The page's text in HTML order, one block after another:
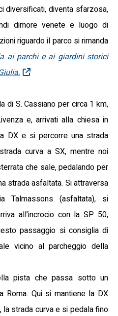
diversificati, diventa sfarzosa,
dimore venete e luogo di
riguardo il parco si rimanda
ai parchi e ai giardini storici
di S. Cassiano per circa 1 km,
e, arrivati alla chiesa in
DX e si percorre una strada
curva a SX, mentre noi
che sale, pedalando per
strada asfaltata. Si attraversa
Talmassons (asfaltata), si
all’incrocio con la SP 50,
passaggio si consiglia di
vicino al parcheggio della
pista che passa sotto un
Roma. Qui si mantiene la DX
, la strada curva e si pedala fino